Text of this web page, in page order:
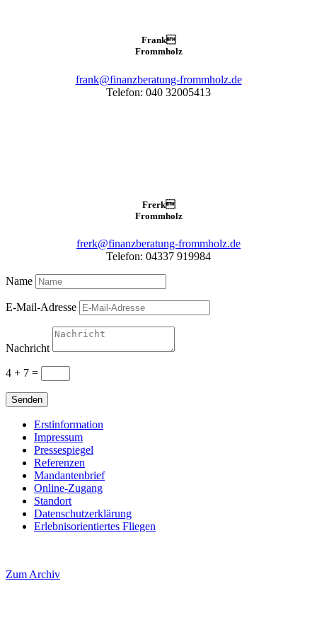
Frank
Frommholz
frank@finanzberatung-frommholz.de
Telefon: 040 32005413
Frerk
Frommholz
frerk@finanzberatung-frommholz.de
Telefon: 04337 919984
Name
E-Mail-Adresse
Nachricht
4 + 7 =
Senden
Erstinformation
Impressum
Pressespiegel
Referenzen
Mandantenbrief
Online-Zugang
Standort
Datenschutzerklärung
Erlebnisorientiertes Fliegen
Zum Archiv